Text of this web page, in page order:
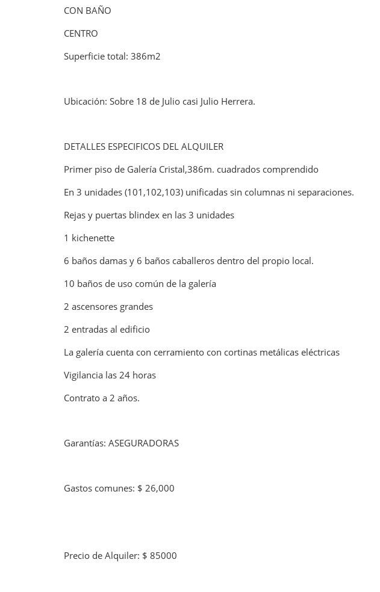
CON BAÑO
CENTRO
Superficie total: 386m2
Ubicación: Sobre 18 de Julio casi Julio Herrera.
DETALLES ESPECIFICOS DEL ALQUILER
Primer piso de Galería Cristal,386m. cuadrados comprendido
En 3 unidades (101,102,103) unificadas sin columnas ni separaciones.
Rejas y puertas blindex en las 3 unidades
1 kichenette
6 baños damas y 6 baños caballeros dentro del propio local.
10 baños de uso común de la galería
2 ascensores grandes
2 entradas al edificio
La galería cuenta con cerramiento con cortinas metálicas eléctricas
Vigilancia las 24 horas
Contrato a 2 años.
Garantías: ASEGURADORAS
Gastos comunes: $ 26,000
Precio de Alquiler: $ 85000